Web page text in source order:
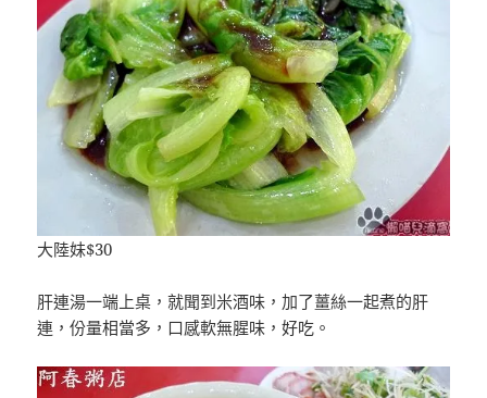
大陸妹$30
肝連湯一端上桌，就聞到米酒味，加了薑絲一起煮的肝
連，份量相當多，口感軟無腥味，好吃。